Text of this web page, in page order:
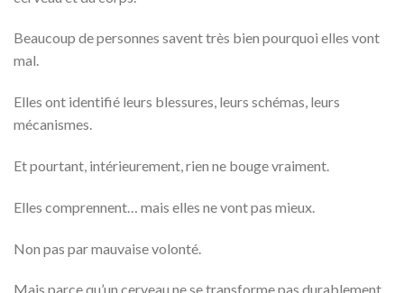
Beaucoup de personnes savent très bien pourquoi elles vont
mal.
Elles ont identifié leurs blessures, leurs schémas, leurs
mécanismes.
Et pourtant, intérieurement, rien ne bouge vraiment.
Elles comprennent… mais elles ne vont pas mieux.
Non pas par mauvaise volonté.
Mais parce qu’un cerveau ne se transforme pas durablement